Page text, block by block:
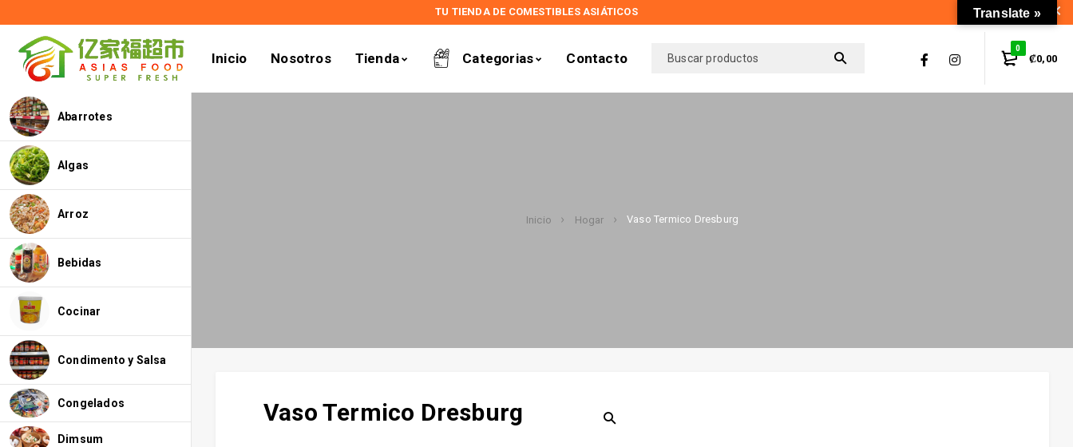
TU TIENDA DE COMESTIBLES ASIÁTICOS
Inicio Nosotros Tienda Categorias Contacto
0
₡0,00
Abarrotes
Algas
Arroz
Bebidas
Cocinar
Condimento y Salsa
Congelados
Dimsum
Inicio Hogar Vaso Termico Dresburg
Vaso Termico Dresburg
Translate »